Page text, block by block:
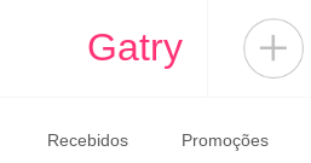
Gatry
Recebidos Promoções